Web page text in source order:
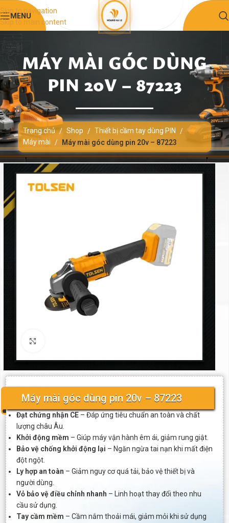
Skip to navigation
Skip to main content
MENU
MÁY MÀI GÓC DÙNG
PIN 20V – 87223
Trang chủ / Shop / Thiết bị cầm tay dùng PIN
/
Máy mài / Máy mài góc dùng pin 20v – 87223
Máy mài góc dùng pin 20v – 87223
Đạt chứng nhận CE – Đáp ứng tiêu chuẩn an toàn và chất
lượng châu Âu.
Khởi động mềm – Giúp máy vận hành êm ái, giảm rung giật.
Bảo vệ chống khởi động lại – Ngăn ngừa tai nạn khi mất điện
đột ngột.
Ly hợp an toàn – Giảm nguy cơ quá tải, bảo vệ thiết bị và
người dùng.
Vỏ bảo vệ điều chỉnh nhanh – Linh hoạt thay đổi theo nhu
cầu sử dụng.
Tay cầm mềm – Cầm nắm thoải mái, giảm mỏi khi sử dụng